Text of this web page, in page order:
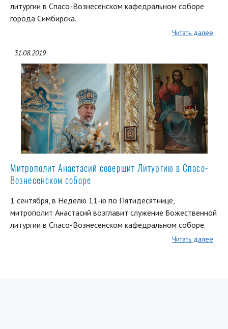
литургии в Спасо-Вознесенском кафедральном соборе
города Симбирска.
Читать далее
31.08.2019
Митрополит Анастасий совершит Литургию в Спасо-
Вознесенском соборе
1 сентября, в Неделю 11-ю по Пятидесятнице,
митрополит Анастасий возглавит служение Божественной
литургии в Спасо-Вознесенском кафедральном соборе.
Читать далее